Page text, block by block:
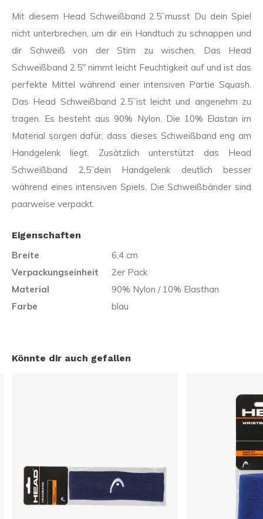
Mit diesem Head Schweißband 2.5”musst Du dein Spiel
nicht unterbrechen, um dir ein Handtuch zu schnappen und
dir Schweiß von der Stirn zu wischen. Das Head
Schweißband 2.5" nimmt leicht Feuchtigkeit auf und ist das
perfekte Mittel während einer intensiven Partie Squash.
Das Head Schweißband 2.5”ist leicht und angenehm zu
tragen. Es besteht aus 90% Nylon. Die 10% Elastan im
Material sorgen dafür, dass dieses Schweißband eng am
Handgelenk liegt. Zusätzlich unterstützt das Head
Schweißband 2,5”dein Handgelenk deutlich besser
während eines intensiven Spiels. Die Schweißbänder sind
paarweise verpackt.
Eigenschaften
Breite
6,4 cm
Verpackungseinheit
2er Pack
Material
90% Nylon / 10% Elasthan
Farbe
blau
Könnte dir auch gefallen